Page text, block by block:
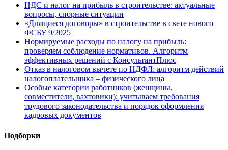
НДС и налог на прибыль в строительстве: актуальные
вопросы, спорные ситуации
«Длящиеся договоры» в строительстве в свете нового
ФСБУ 9/2025
Нормируемые расходы по налогу на прибыль:
проверяем соблюдение нормативов. Алгоритм
эффективных решений с КонсультантПлюс
Отказ в налоговом вычете по НДФЛ: алгоритм действий
налогоплательщика – физического лица
Особые категории работников (женщины,
совместители, вахтовики): учитываем требования
трудового законодательства и порядок оформления
кадровых документов
Подборки